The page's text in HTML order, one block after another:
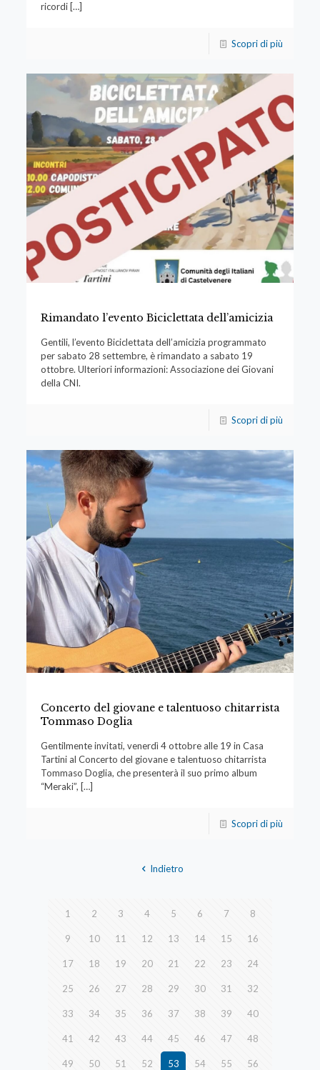
ricordi[…]
Scopri di più
Rimandato l’evento Biciclettata dell’amicizia
Gentili, l’evento Biciclettata dell’amicizia programmato
per sabato 28 settembre, è rimandato a sabato 19
ottobre. Ulteriori informazioni: Associazione dei Giovani
della CNI.
Scopri di più
Concerto del giovane e talentuoso chitarrista
Tommaso Doglia
Gentilmente invitati, venerdì 4 ottobre alle 19 in Casa
Tartini al Concerto del giovane e talentuoso chitarrista
Tommaso Doglia, che presenterà il suo primo album
“Meraki”, […]
Scopri di più
Indietro
1 2 3 4 5 6 7 8
9 10 11 12 13 14 15 16
17 18 19 20 21 22 23 24
25 26 27 28 29 30 31 32
33 34 35 36 37 38 39 40
41 42 43 44 45 46 47 48
49 50 51 52 53 54 55 56